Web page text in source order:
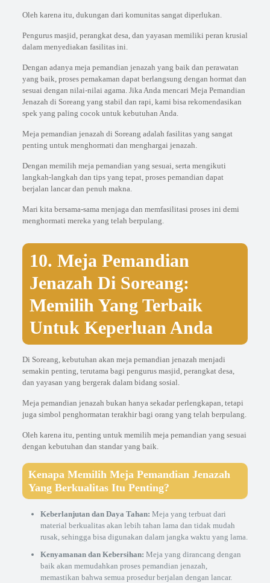
Oleh karena itu, dukungan dari komunitas sangat diperlukan.
Pengurus masjid, perangkat desa, dan yayasan memiliki peran krusial
dalam menyediakan fasilitas ini.
Dengan adanya meja pemandian jenazah yang baik dan perawatan
yang baik, proses pemakaman dapat berlangsung dengan hormat dan
sesuai dengan nilai-nilai agama. Jika Anda mencari Meja Pemandian
Jenazah di Soreang yang stabil dan rapi, kami bisa rekomendasikan
spek yang paling cocok untuk kebutuhan Anda.
Meja pemandian jenazah di Soreang adalah fasilitas yang sangat
penting untuk menghormati dan menghargai jenazah.
Dengan memilih meja pemandian yang sesuai, serta mengikuti
langkah-langkah dan tips yang tepat, proses pemandian dapat
berjalan lancar dan penuh makna.
Mari kita bersama-sama menjaga dan memfasilitasi proses ini demi
menghormati mereka yang telah berpulang.
10. Meja Pemandian
Jenazah Di Soreang:
Memilih Yang Terbaik
Untuk Keperluan Anda
Di Soreang, kebutuhan akan meja pemandian jenazah menjadi
semakin penting, terutama bagi pengurus masjid, perangkat desa,
dan yayasan yang bergerak dalam bidang sosial.
Meja pemandian jenazah bukan hanya sekadar perlengkapan, tetapi
juga simbol penghormatan terakhir bagi orang yang telah berpulang.
Oleh karena itu, penting untuk memilih meja pemandian yang sesuai
dengan kebutuhan dan standar yang baik.
Kenapa Memilih Meja Pemandian Jenazah
Yang Berkualitas Itu Penting?
Keberlanjutan dan Daya Tahan: Meja yang terbuat dari
material berkualitas akan lebih tahan lama dan tidak mudah
rusak, sehingga bisa digunakan dalam jangka waktu yang lama.
Kenyamanan dan Kebersihan: Meja yang dirancang dengan
baik akan memudahkan proses pemandian jenazah,
memastikan bahwa semua prosedur berjalan dengan lancar.